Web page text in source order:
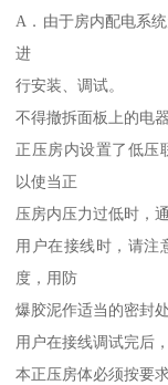
A．由于房内配电系
进
行安装、调试。
不得撤拆面板上的电
正压房内设置了低压
以使当正
压房内压力过低时，
用户在接线时，请注
度，用防
爆胶泥作适当的密封处
用户在接线调试完后
本正压房体必须按要